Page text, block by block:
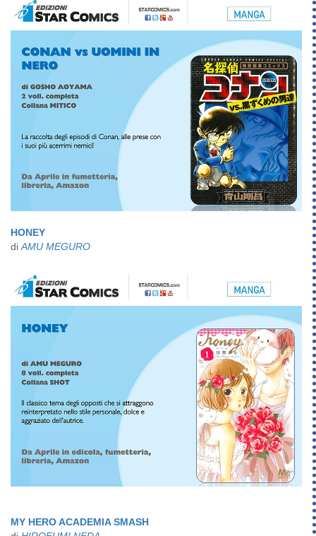
HONEY
di AMU MEGURO
MY HERO ACADEMIA SMASH